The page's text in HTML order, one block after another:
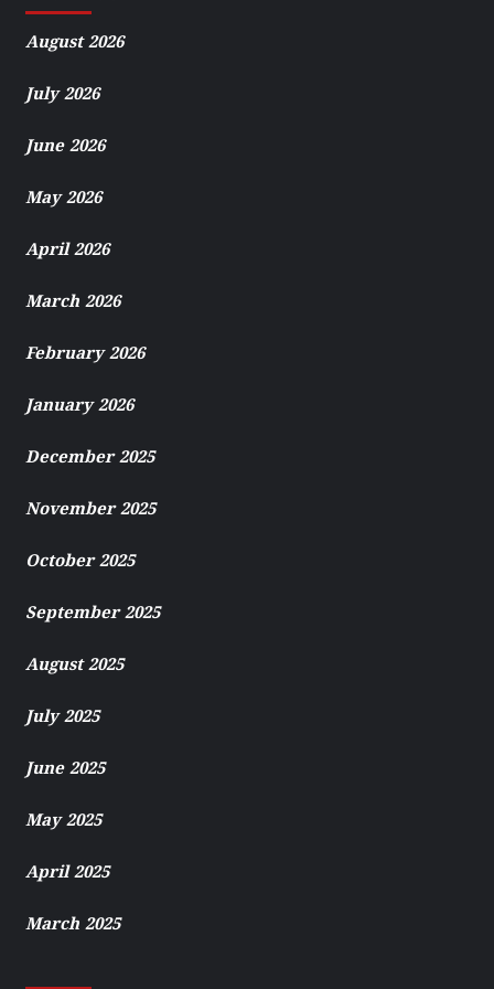
August 2026
July 2026
June 2026
May 2026
April 2026
March 2026
February 2026
January 2026
December 2025
November 2025
October 2025
September 2025
August 2025
July 2025
June 2025
May 2025
April 2025
March 2025